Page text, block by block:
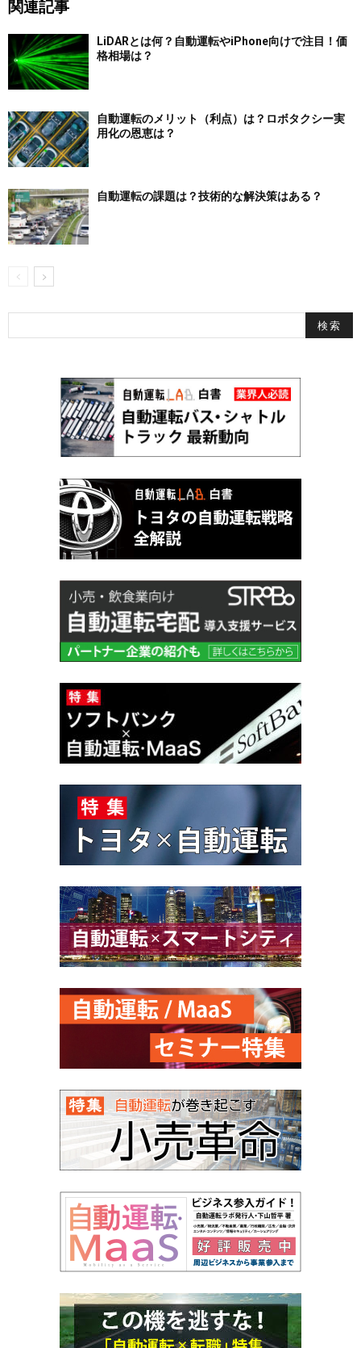
関連記事
LiDARとは何？自動運転やiPhone向けで注目！価
格相場は？
自動運転のメリット（利点）は？ロボタクシー実
用化の恩恵は？
自動運転の課題は？技術的な解決策はある？